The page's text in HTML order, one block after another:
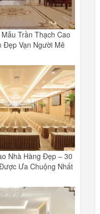
Trần Thạch Cao
Đẹp Vạn Người Mê
Nhà Hàng Đẹp – 30
Ưa Chuộng Nhất